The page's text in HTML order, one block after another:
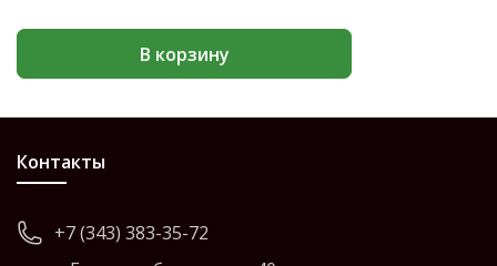
В корзину
Контакты
+7 (343) 383-35-72